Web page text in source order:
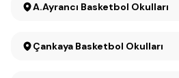
A.Ayrancı Basketbol Okulları
Çankaya Basketbol Okulları